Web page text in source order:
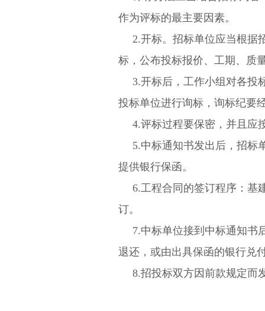
作为评标的最主要因素。
2.开标。招标单位应当根据
标，公布投标报价、工期、质
3.开标后，工作小组对各投
投标单位进行询标，询标纪要
4.评标过程要保密，并且应
5.中标通知书发出后，招标
提供银行保函。
6.工程合同的签订程序：
订。
7.中标单位接到中标通知书
退还，或由出具保函的银行兑
8.招投标双方因前款规定而